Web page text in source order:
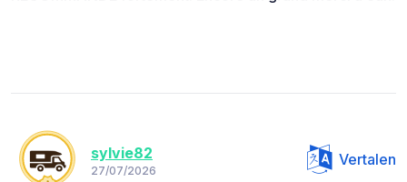
sylvie82
27/07/2026
Vertalen